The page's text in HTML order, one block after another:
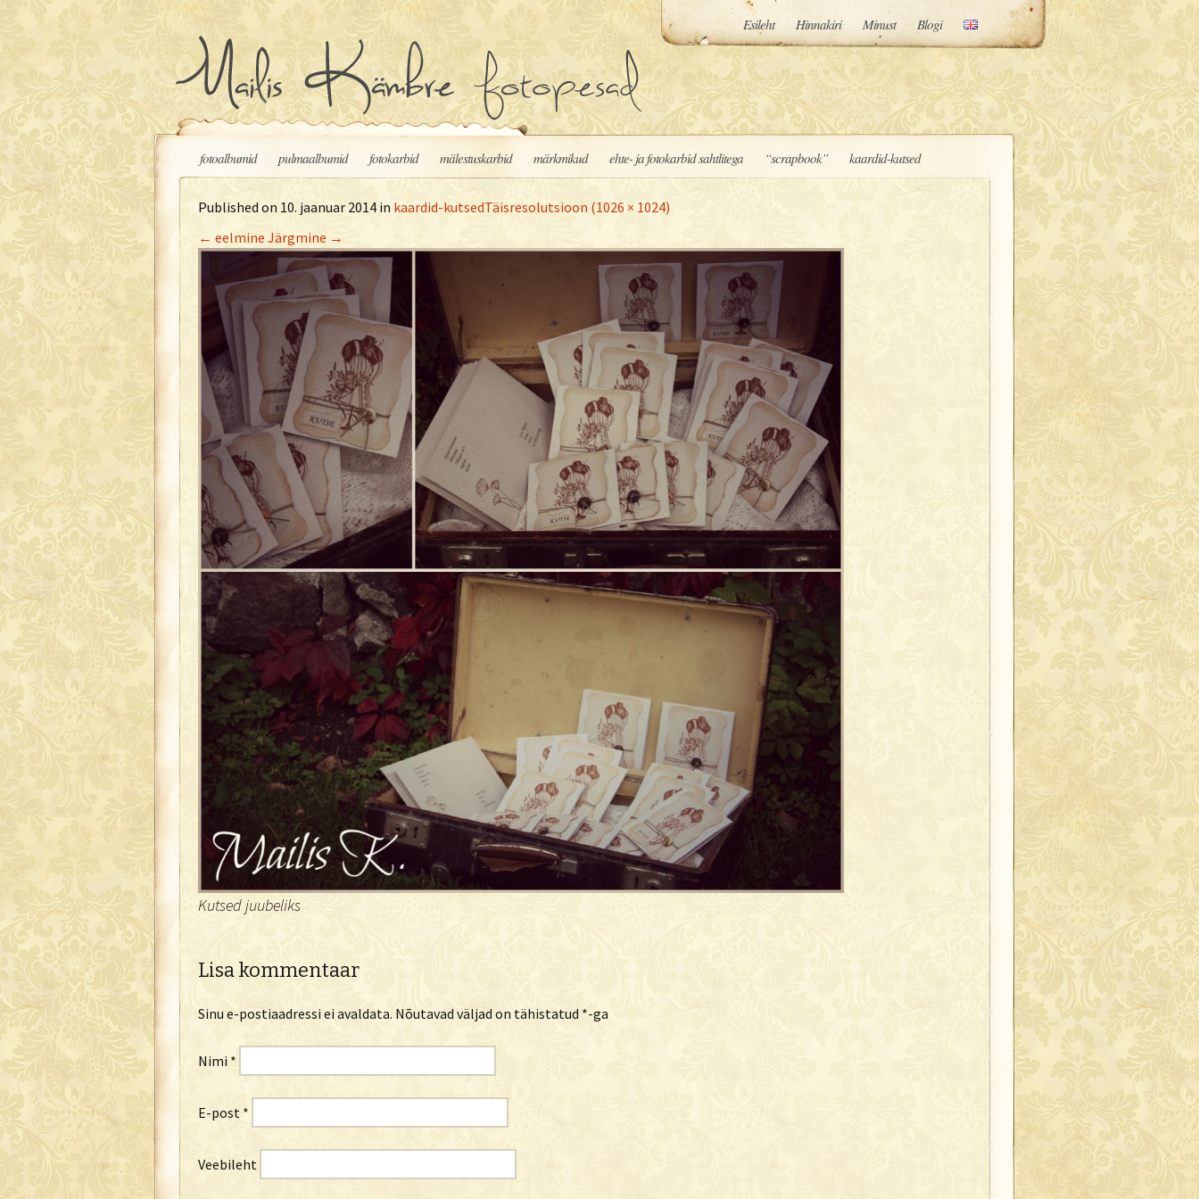
Esileht Hinnakiri Minust Blogi
Liigu sisu juurde
fotoalbumid pulmaalbumid fotokarbid mälestuskarbid märkmikud ehte- ja fotokarbid sahtlitega “scrapbook” kaardid-kutsed
Published on 10. jaanuar 2014 in kaardid-kutsedTäisresolutsioon (1026 × 1024)
← eelmine Järgmine →
Kutsed juubeliks
Lisa kommentaar
Sinu e-postiaadressi ei avaldata. Nõutavad väljad on tähistatud *-ga
Nimi *
E-post *
Veebileht